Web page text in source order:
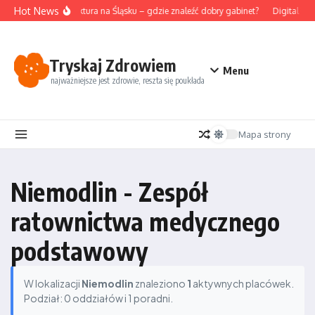
Przejdź do treści
Hot NewsAkupunktura na Śląsku – gdzie znaleźć dobry gabinet? Digital
Tryskaj Zdrowiem
najważniejsze jest zdrowie, reszta się poukłada
Menu
Mapa strony
Niemodlin - Zespół
ratownictwa medycznego
podstawowy
W lokalizacji Niemodlin znaleziono 1 aktywnych placówek.
Podział: 0 oddziałów i 1 poradni.